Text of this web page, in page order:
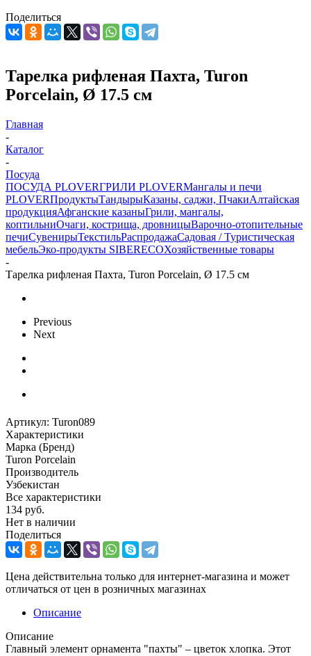
Поделиться
Тарелка рифленая Пахта, Turon
Porcelain, Ø 17.5 см
Главная
-
Каталог
-
Посуда
ПОСУДА PLOVERГРИЛИ PLOVERМангалы и печи
PLOVERПродуктыТандырыКазаны, саджи, ПчакиАлтайская
продукцияАфганские казаныГрили, мангалы,
коптильниОчаги, кострища, дровницыВарочно-отопительные
печиСувенирыТекстильРаспродажаСадовая / Туристическая
мебельЭко-продукты SIBERECOХозяйственные товары
-
Тарелка рифленая Пахта, Turon Porcelain, Ø 17.5 см
Previous
Next
Артикул: Turon089
Характеристики
Марка (Бренд)
Turon Porcelain
Производитель
Узбекистан
Все характеристики
134 руб.
Нет в наличии
Поделиться
Цена действительна только для интернет-магазина и может
отличаться от цен в розничных магазинах
Описание
Описание
Главный элемент орнамента "пахты" – цветок хлопка. Этот